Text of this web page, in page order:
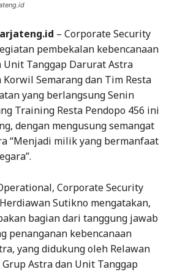
– Corporate Security
pembekalan kebencanaan
Unit Tanggap Darurat Astra
Korwil Semarang dan Tim Resta
yang berlangsung Senin
Training Resta Pendopo 456 ini
dengan mengusung semangat
“Menjadi milik yang bermanfaat
Corporate Security
Sutikno mengatakan,
bagian dari tanggung jawab
penanganan kebencanaan
yang didukung oleh Relawan
Grup Astra dan Unit Tanggap